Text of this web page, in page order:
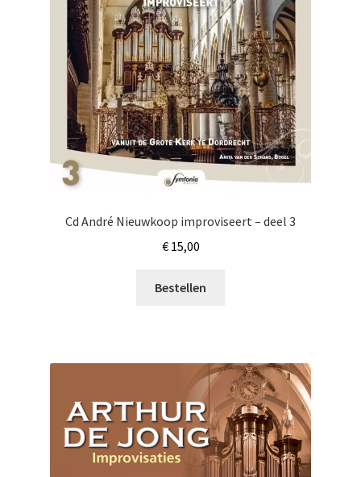
Cd André Nieuwkoop improviseert – deel 3
€15,00
Bestellen